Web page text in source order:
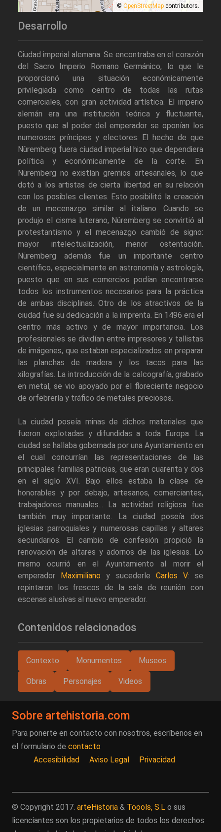
© OpenStreetMap contributors.
Desarrollo
Ciudad imperial alemana. Se encontraba en el corazón
del Sacro Imperio Romano Germánico, lo que le
proporcionó una situación económicamente
privilegiada como centro de todas las rutas
comerciales, con gran actividad artística. El imperio
alemán era una institución teórica y fluctuante,
puesto que al poder del emperador se oponían los
numerosos príncipes y electores. El hecho de que
Nüremberg fuera ciudad imperial hizo que dependiera
política y económicamente de la corte. En
Nüremberg no existían gremios artesanales, lo que
dotó a los artistas de cierta libertad en su relación
con los posibles clientes. Esto posibilitó la creación
de un mecenazgo similar al italiano. Cuando se
produjo el cisma luterano, Nüremberg se convirtió al
protestantismo y el mecenazgo cambió de signo:
mayor intelectualización, menor ostentación.
Nüremberg además fue un importante centro
científico, especialmente en astronomía y astrología,
puesto que en sus comercios podían encontrarse
todos los instrumentos necesarios para la práctica
de ambas disciplinas. Otro de los atractivos de la
ciudad fue su dedicación a la imprenta. En 1496 era el
centro más activo y de mayor importancia. Los
profesionales se dividían entre impresores y tallistas
de imágenes, que estaban especializados en preparar
las planchas de madera y los tacos para las
xilografías. La introducción de la calcografía, grabado
en metal, se vio apoyado por el floreciente negocio
de orfebrería y tráfico de metales preciosos.
La ciudad poseía minas de dichos materiales que
fueron explotadas y difundidas a toda Europa. La
ciudad se hallaba gobernada por una Ayuntamiento en
el cual concurrían las representaciones de las
principales familias patricias, que eran cuarenta y dos
en el siglo XVI. Bajo ellos estaba la clase de
honorables y por debajo, artesanos, comerciantes,
trabajadores manuales... La actividad religiosa fue
también muy importante. La ciudad poseía dos
iglesias parroquiales y numerosas capillas y altares
secundarios. El cambio de confesión propició la
renovación de altares y adornos de las iglesias. Lo
mismo ocurrió en el Ayuntamiento al morir el
emperador
Maximiliano y sucederle Carlos V: se
repintaron los frescos de la sala de reunión con
escenas alusivas al nuevo emperador.
Contenidos relacionados
Contexto Monumentos Museos
Obras Personajes Videos
Sobre artehistoria.com
Para ponerte en contacto con nosotros, escríbenos en
el formulario de contacto
Accesibilidad
Aviso Legal Privacidad
© Copyright 2017. arteHistoria & Toools, S.L o sus
licenciantes son los propietarios de todos los derechos